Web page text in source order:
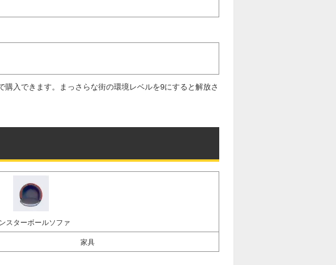
入できます。まっさらな街の環境レベルを9にすると解放さ
スターボールソファ
家具